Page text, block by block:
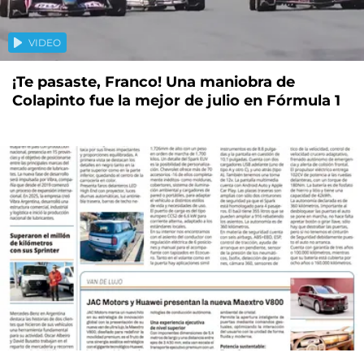
VIDEO
¡Te pasaste, Franco! Una maniobra de
Colapinto fue la mejor de julio en Fórmula 1